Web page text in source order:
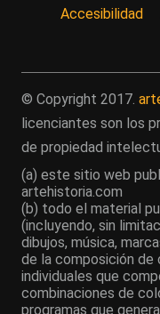
Accesibilidad
© Copyright 2017.
licenciantes son los
de propiedad
(a) este sitio web
artehistoria.com
(b) todo el material
(incluyendo, sin
dibujos, música,
de la composición de
individuales que
combinaciones de
programas que